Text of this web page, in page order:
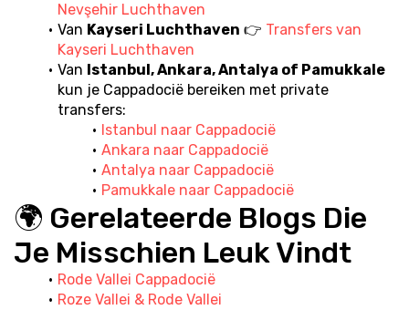
Nevşehir Luchthaven
Van Kayseri Luchthaven 👉 Transfers van
Kayseri Luchthaven
Van Istanbul, Ankara, Antalya of Pamukkale
kun je Cappadocië bereiken met private
transfers:
Istanbul naar Cappadocië
Ankara naar Cappadocië
Antalya naar Cappadocië
Pamukkale naar Cappadocië
🌍 Gerelateerde Blogs Die
Je Misschien Leuk Vindt
Rode Vallei Cappadocië
Roze Vallei & Rode Vallei